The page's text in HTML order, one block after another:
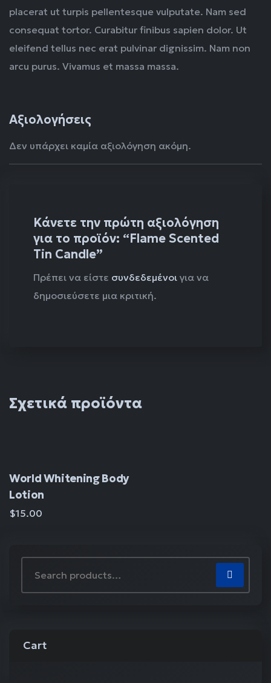
placerat ut turpis pellentesque vulputate. Nam sed
consequat tortor. Curabitur finibus sapien dolor. Ut
eleifend tellus nec erat pulvinar dignissim. Nam non
arcu purus. Vivamus et massa massa.
Αξιολογήσεις
Δεν υπάρχει καμία αξιολόγηση ακόμη.
Κάνετε την πρώτη αξιολόγηση
για το προϊόν: “Flame Scented
Tin Candle”
Πρέπει να είστε συνδεδεμένοι για να
δημοσιεύσετε μια κριτική.
Σχετικά προϊόντα
World Whitening Body
Lotion
$15.00
Cart